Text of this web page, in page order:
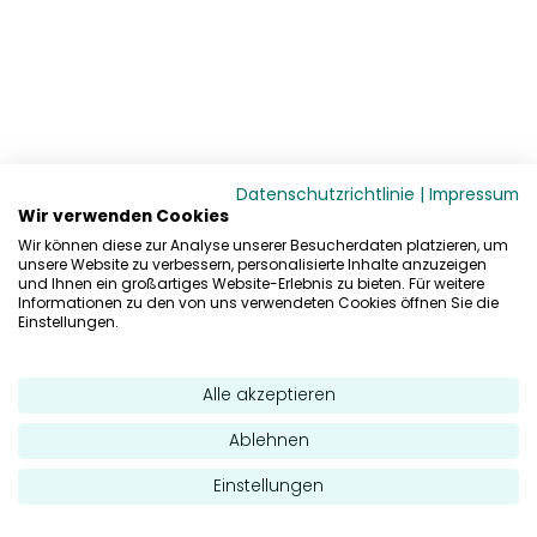
Datenschutzrichtlinie | Impressum
Wir verwenden Cookies
Wir können diese zur Analyse unserer Besucherdaten platzieren, um
unsere Website zu verbessern, personalisierte Inhalte anzuzeigen
und Ihnen ein großartiges Website-Erlebnis zu bieten. Für weitere
Informationen zu den von uns verwendeten Cookies öffnen Sie die
Einstellungen.
Alle akzeptieren
Ablehnen
Einstellungen